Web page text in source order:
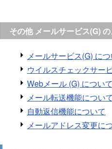
その他 メールサービス(G)
メールサービス(G) に
ウイルスチェックサー
Webメール (G) について
メール転送機能について
自動返信機能について
メールアドレス変更に